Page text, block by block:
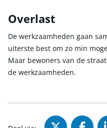
Overlast
De werkzaamheden gaan
uiterste best om zo min
Maar bewoners van de
de werkzaamheden.